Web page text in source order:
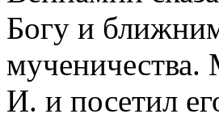
Богу и
И. и посетил